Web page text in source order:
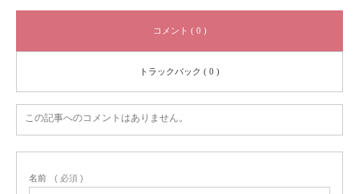
コメント ( 0 )
トラックバック ( 0 )
この記事へのコメントはありません。
名前 ( 必須 )